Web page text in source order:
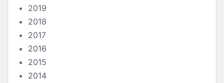
2019
2018
2017
2016
2015
2014